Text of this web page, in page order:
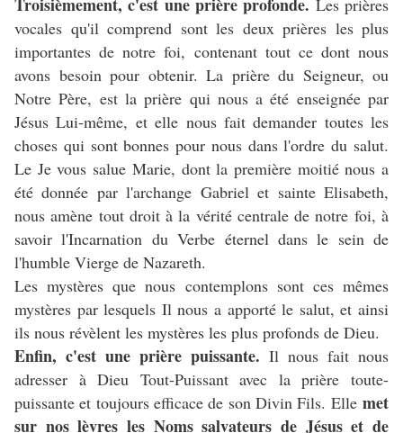
Les prières
vocales qu'il comprend sont les deux prières les plus
importantes de notre foi, contenant tout ce dont nous
avons besoin pour obtenir. La prière du Seigneur, ou
Notre Père, est la prière qui nous a été enseignée par
Jésus Lui-même, et elle nous fait demander toutes les
choses qui sont bonnes pour nous dans l'ordre du salut.
Le Je vous salue Marie, dont la première moitié nous a
été donnée par l'archange Gabriel et sainte Elisabeth,
nous amène tout droit à la vérité centrale de notre foi, à
savoir l'Incarnation du Verbe éternel dans le sein de
l'humble Vierge de Nazareth.
Les mystères que nous contemplons sont ces mêmes
mystères par lesquels Il nous a apporté le salut, et ainsi
ils nous révèlent les mystères les plus profonds de Dieu.
Enfin, c'est une prière puissante. Il nous fait nous
adresser à Dieu Tout-Puissant avec la prière toute-
puissante et toujours efficace de son Divin Fils. Ellemet
sur nos lèvres les Noms salvateurs de Jésus et de